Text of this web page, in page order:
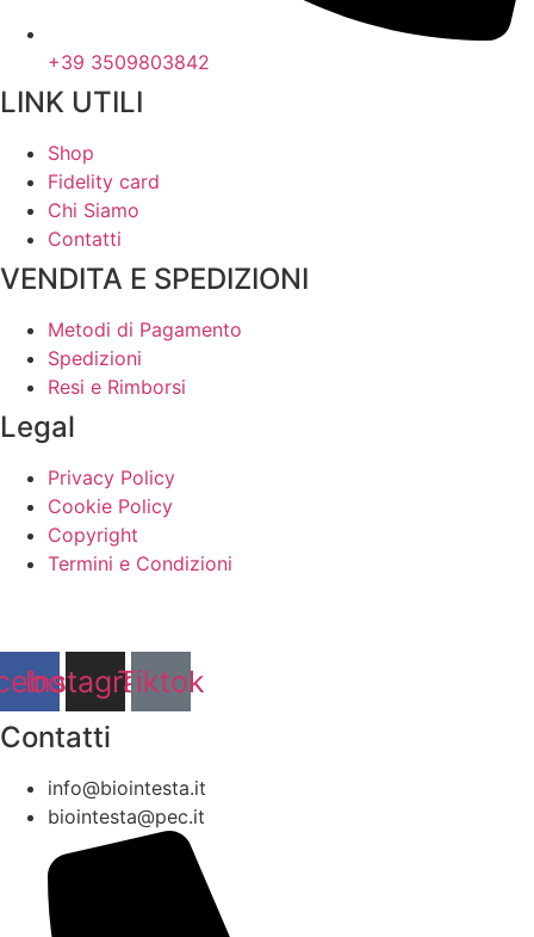
+39 3509803842
LINK UTILI
Shop
Fidelity card
Chi Siamo
Contatti
VENDITA E SPEDIZIONI
Metodi di Pagamento
Spedizioni
Resi e Rimborsi
Legal
Privacy Policy
Cookie Policy
Copyright
Termini e Condizioni
Instagram
Tiktok
Contatti
info@biointesta.it
biointesta@pec.it